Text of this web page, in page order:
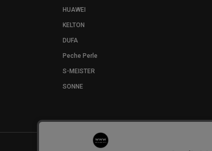
HUAWEI
KELTON
DUFA
Peche Perle
S-MEISTER
SONNE